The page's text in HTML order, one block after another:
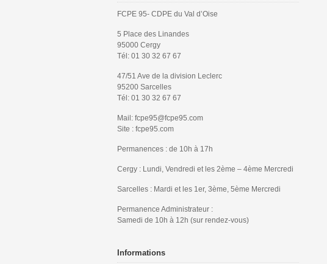
FCPE 95- CDPE du Val d’Oise
5 Place des Linandes
95000 Cergy
Tél: 01 30 32 67 67
47/51 Ave de la division Leclerc
95200 Sarcelles
Tél: 01 30 32 67 67
Mail: fcpe95@fcpe95.com
Site : fcpe95.com
Permanences : de 10h à 17h
Cergy : Lundi, Vendredi et les 2ème – 4ème Mercredi
Sarcelles : Mardi et les 1er, 3ème, 5ème Mercredi
Permanence Administrateur :
Samedi de 10h à 12h (sur rendez-vous)
Informations